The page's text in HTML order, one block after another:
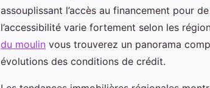
assouplissant l’accès au financement pour
l’accessibilité varie fortement selon les
du moulin vous trouverez un panorama
évolutions des conditions de crédit.